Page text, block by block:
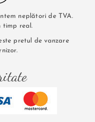
neplători de TVA.
timp real.
pretul de vanzare